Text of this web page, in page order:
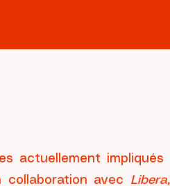
actuellement
collaboration avec